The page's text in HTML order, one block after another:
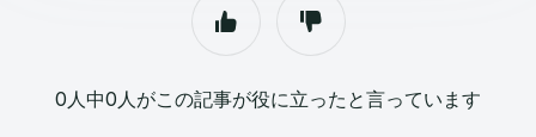
0人中0人がこの記事が役に立ったと言っています